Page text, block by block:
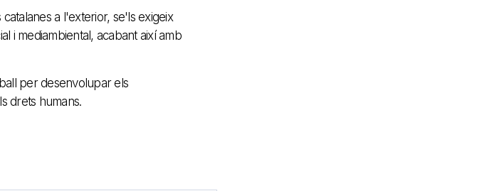
a l'exterior, se'ls exigeix
i mediambiental, acabant així amb
per desenvolupar els
drets humans.